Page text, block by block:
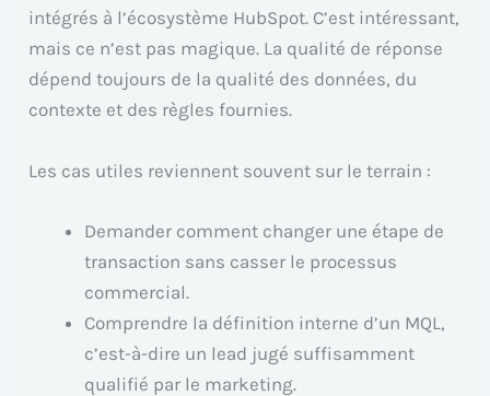
intégrés à l’écosystème HubSpot. C’est intéressant,
mais ce n’est pas magique. La qualité de réponse
dépend toujours de la qualité des données, du
contexte et des règles fournies.
Les cas utiles reviennent souvent sur le terrain :
Demander comment changer une étape de
transaction sans casser le processus
commercial.
Comprendre la définition interne d’un MQL,
c’est-à-dire un lead jugé suffisamment
qualifié par le marketing.